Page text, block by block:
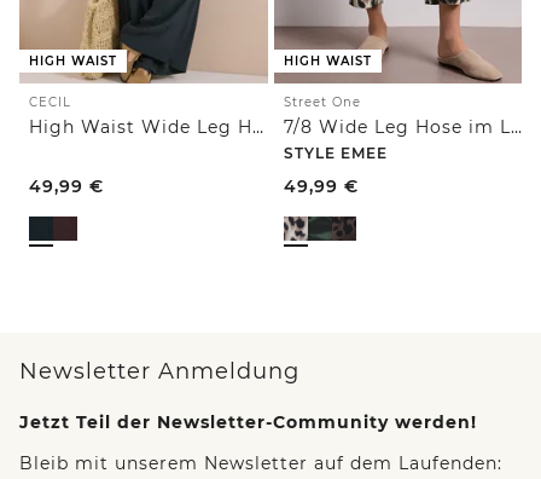
HIGH WAIST
CECIL
High Waist Wide Leg Hose im Loose Fit
49,99 €
HIGH WAIST
Street One
7/8 Wide Leg Hose im Loose Fit mit Print
STYLE EMEE
49,99 €
Newsletter Anmeldung
Jetzt Teil der Newsletter-Community werden!
Bleib mit unserem Newsletter auf dem Laufenden: